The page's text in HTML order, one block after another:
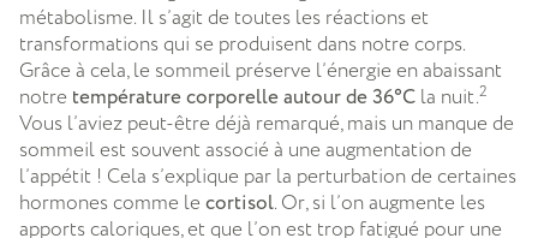
métabolisme. Il s’agit de toutes les réactions et
transformations qui se produisent dans notre corps.
Grâce à cela, le sommeil préserve l’énergie en abaissant
notre température corporelle autour de 36°C la nuit.2
Vous l’aviez peut-être déjà remarqué, mais un manque de
sommeil est souvent associé à une augmentation de
l’appétit ! Cela s’explique par la perturbation de certaines
hormones comme le cortisol. Or, si l’on augmente les
apports caloriques, et que l’on est trop fatigué pour une